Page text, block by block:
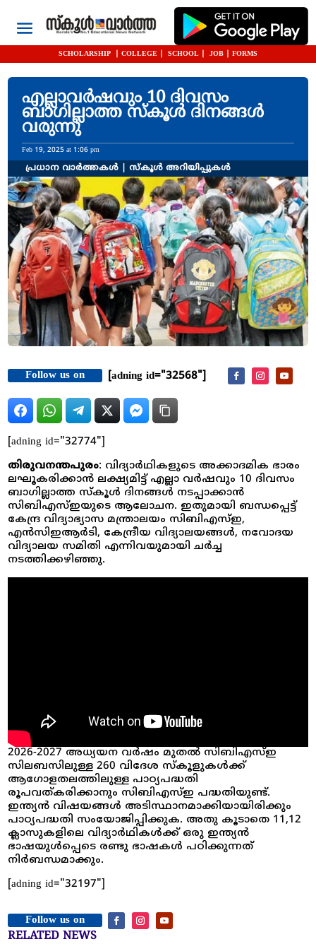
SCHOLARSHIP COLLEGE SCHOOL JOB FORMS
എല്ലാവർഷവും 10 ദിവസം
ബാഗില്ലാത്ത സ്കൂൾ ദിനങ്ങൾ
വരുന്നു
Feb 19, 2025 at 1:06 pm
പ്രധാന വാർത്തകൾ |സ്കൂൾ അറിയിപ്പുകൾ
Follow us on [adning id="32568"]
[adning id="32774"]
തിരുവനന്തപുരം: വിദ്യാർഥികളുടെ അക്കാദമിക ഭാരം
ലഘൂകരിക്കാൻ ലക്ഷ്യമിട്ട് എല്ലാ വർഷവും 10 ദിവസം
ബാഗില്ലാത്ത സ്കൂൾ ദിനങ്ങൾ നടപ്പാക്കാൻ
സിബിഎസ്ഇയുടെ ആലോചന. ഇതുമായി ബന്ധപ്പെട്ട്
കേന്ദ്ര വിദ്യാഭ്യാസ മ​ന്ത്രാലയം സിബിഎസ്ഇ,
എൻസിഇആർടി, കേന്ദ്രീയ വിദ്യാലയങ്ങൾ, ​നവോദയ
വിദ്യാലയ സമിതി എന്നിവയുമായി ചർച്ച
നടത്തിക്കഴിഞ്ഞു.
2026-2027 അധ്യയന വർഷം മുതൽ സിബിഎസ്ഇ
സിലബസിലുള്ള 260 വിദേശ സ്കൂളുകൾക്ക്
ആഗോളതലത്തിലുള്ള പാഠ്യപദ്ധതി
രൂപവത്കരിക്കാനും സിബിഎസ്ഇ പദ്ധതിയുണ്ട്.
ഇന്ത്യൻ വിഷയങ്ങൾ അടിസ്ഥാനമാക്കിയായിരിക്കും
പാഠ്യപദ്ധതി സംയോജിപ്പിക്കുക. അതു കൂടാതെ 11,12
ക്ലാസുകളിലെ വിദ്യാർഥികൾക്ക് ഒരു ഇന്ത്യൻ
ഭാഷയുൾപ്പെടെ രണ്ടു ഭാഷകൾ പഠിക്കുന്നത്
നിർബന്ധമാക്കും.
[adning id="32197"]
Follow us on
RELATED NEWS